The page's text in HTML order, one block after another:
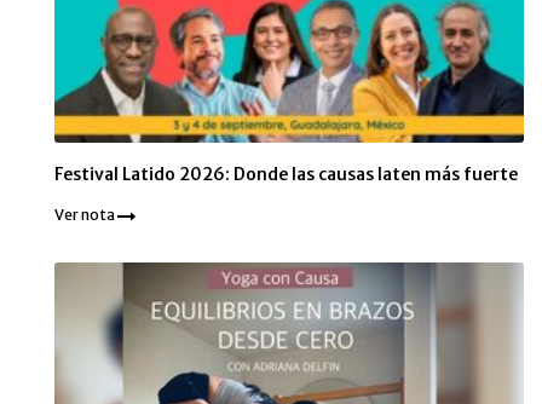
Festival Latido 2026: Donde las causas laten más fuerte
Ver nota